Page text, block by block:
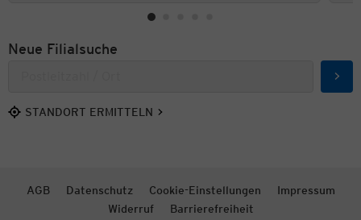
Neue Filialsuche
STANDORT ERMITTELN
AGB Datenschutz Cookie-Einstellungen
Impressum
Widerruf
Barrierefreiheit